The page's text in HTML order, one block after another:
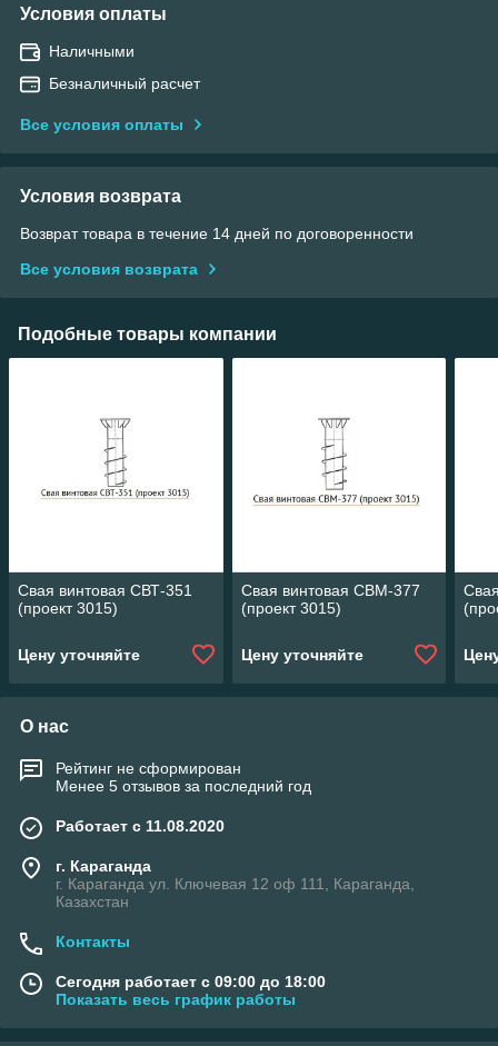
Условия оплаты
Наличными
Безналичный расчет
Все условия оплаты
Условия возврата
Возврат товара в течение 14 дней по договоренности
Все условия возврата
Подобные товары компании
Свая винтовая СВТ-351
(проект 3015)
Цену уточняйте
Свая винтовая СВМ-377
(проект 3015)
Цену уточняйте
О нас
Рейтинг не сформирован
Менее 5 отзывов за последний год
Работает с 11.08.2020
г. Караганда
г. Караганда ул. Ключевая 12 оф 111, Караганда,
Казахстан
Контакты
Сегодня работает с 09:00 до 18:00
Показать весь график работы